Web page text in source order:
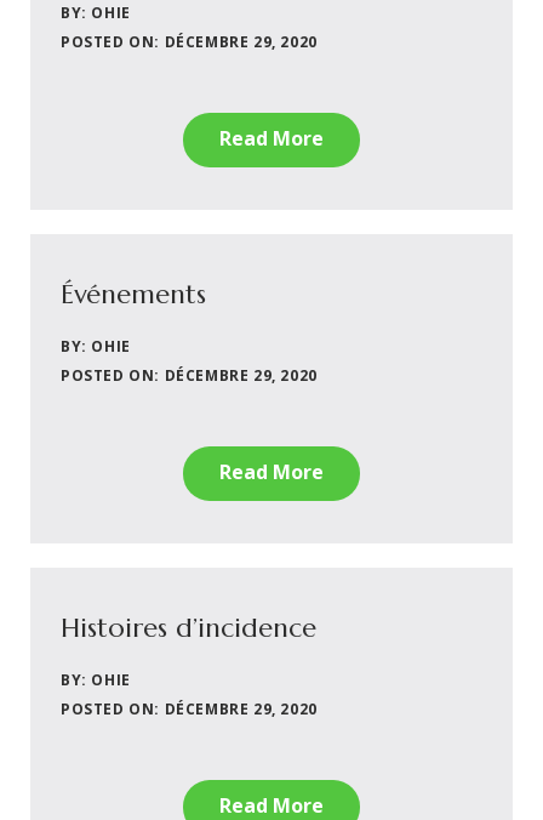
BY: OHIE
POSTED ON: DÉCEMBRE 29, 2020
Read More
Événements
BY: OHIE
POSTED ON: DÉCEMBRE 29, 2020
Read More
Histoires d’incidence
BY: OHIE
POSTED ON: DÉCEMBRE 29, 2020
Read More